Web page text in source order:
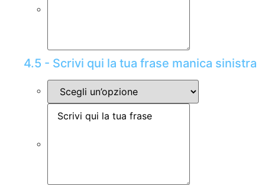
4.5 - Scrivi qui la tua frase manica sinistra